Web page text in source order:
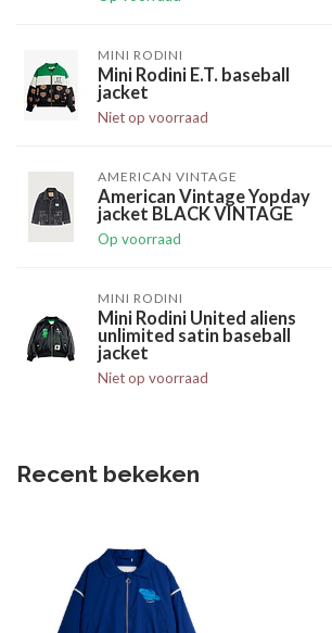
MINI RODINI
Mini Rodini E.T. baseball
jacket
Niet op voorraad
AMERICAN VINTAGE
American Vintage Yopday
jacket BLACK VINTAGE
Op voorraad
MINI RODINI
Mini Rodini United aliens
unlimited satin baseball
jacket
Niet op voorraad
Recent bekeken